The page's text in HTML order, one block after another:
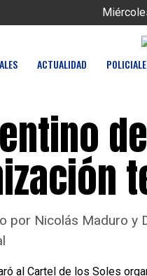
ACTUALIDAD
Nicolás Maduro y